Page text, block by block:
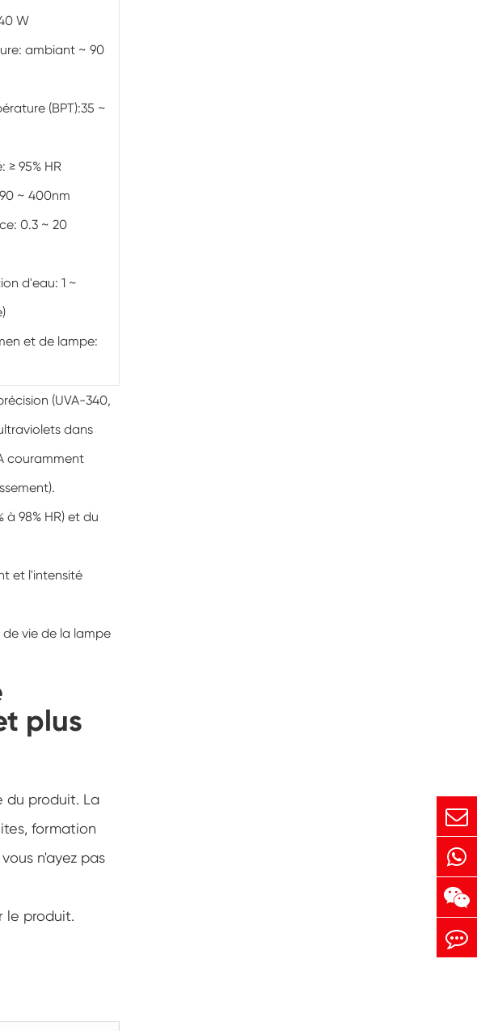
de
W
ambiant ~ 90
(BPT):35 ~
95% HR
~ 400nm
0.3 ~ 20
d'eau: 1 ~
et de lampe:
(UVA-340,
dans
couramment
98% HR) et du
et l'intensité
vie de la lampe
plus
du produit. La
formation
n'ayez pas
le produit.